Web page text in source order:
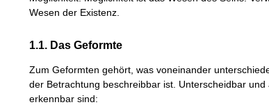
Wesen der Existenz.
1.1. Das Geformte
Zum Geformten gehört, was voneinander
der Betrachtung beschreibbar ist. Unterscheidbar
erkennbar sind: